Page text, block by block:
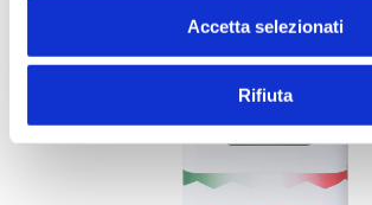
Accetta selezionati
Rifiuta